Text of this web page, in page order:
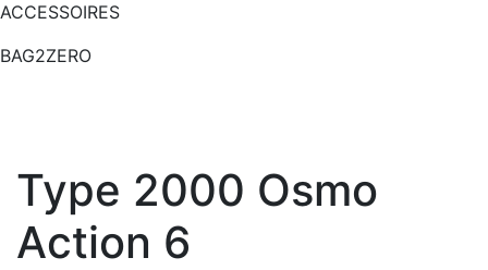
ACCESSOIRES
BAG2ZERO
Type 2000 Osmo
Action 6